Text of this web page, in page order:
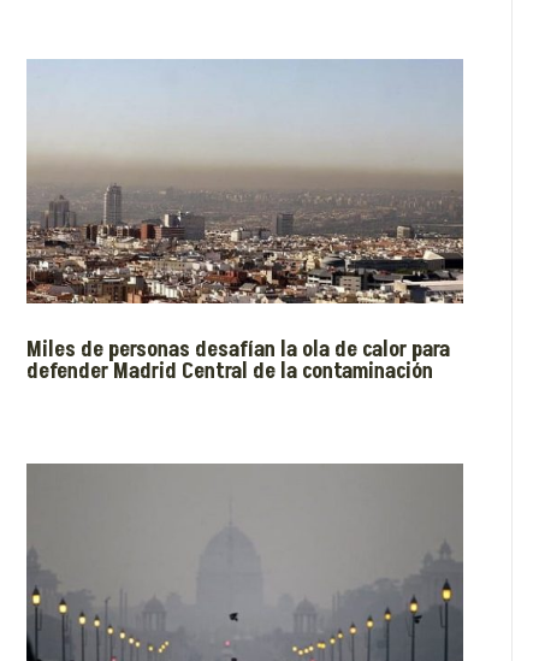
Miles de personas desafían la ola de calor para
defender Madrid Central de la contaminación